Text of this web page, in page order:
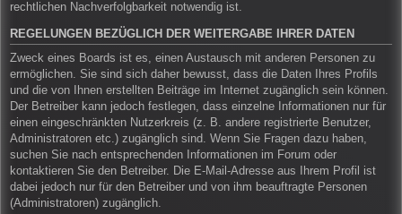
rechtlichen Nachverfolgbarkeit notwendig ist.
REGELUNGEN BEZÜGLICH DER WEITERGABE IHRER DATEN
Zweck eines Boards ist es, einen Austausch mit anderen Personen zu
ermöglichen. Sie sind sich daher bewusst, dass die Daten Ihres Profils
und die von Ihnen erstellten Beiträge im Internet zugänglich sein können.
Der Betreiber kann jedoch festlegen, dass einzelne Informationen nur für
einen eingeschränkten Nutzerkreis (z. B. andere registrierte Benutzer,
Administratoren etc.) zugänglich sind. Wenn Sie Fragen dazu haben,
suchen Sie nach entsprechenden Informationen im Forum oder
kontaktieren Sie den Betreiber. Die E-Mail-Adresse aus Ihrem Profil ist
dabei jedoch nur für den Betreiber und von ihm beauftragte Personen
(Administratoren) zugänglich.